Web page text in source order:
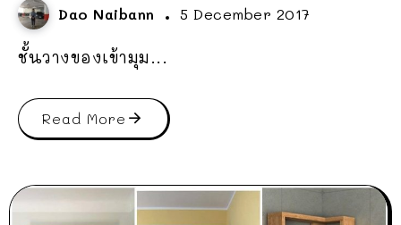
Dao Naibann 5 December 2017
ชั้นวางของเข้ามุม...
Read More